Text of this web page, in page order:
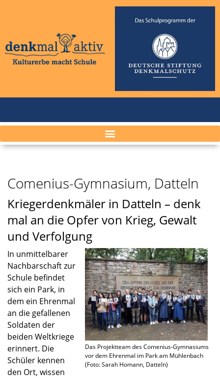
Comenius-Gymnasium, Datteln
Kriegerdenkmäler in Datteln – denk
mal an die Opfer von Krieg, Gewalt
und Verfolgung
Das Projekt­team des Comenius-Gymnasiums
vor dem Ehren­mal im Park am Mühlen­bach
(Foto: Sarah Homann, Datteln)
In unmit­tel­ba­rer
Nachbar­schaft zur
Schule befin­det
sich ein Park, in
dem ein Ehren­mal
an die gefal­le­nen
Solda­ten der
beiden Weltkriege
erinnert. Die
Schüler kennen
den Ort, wissen